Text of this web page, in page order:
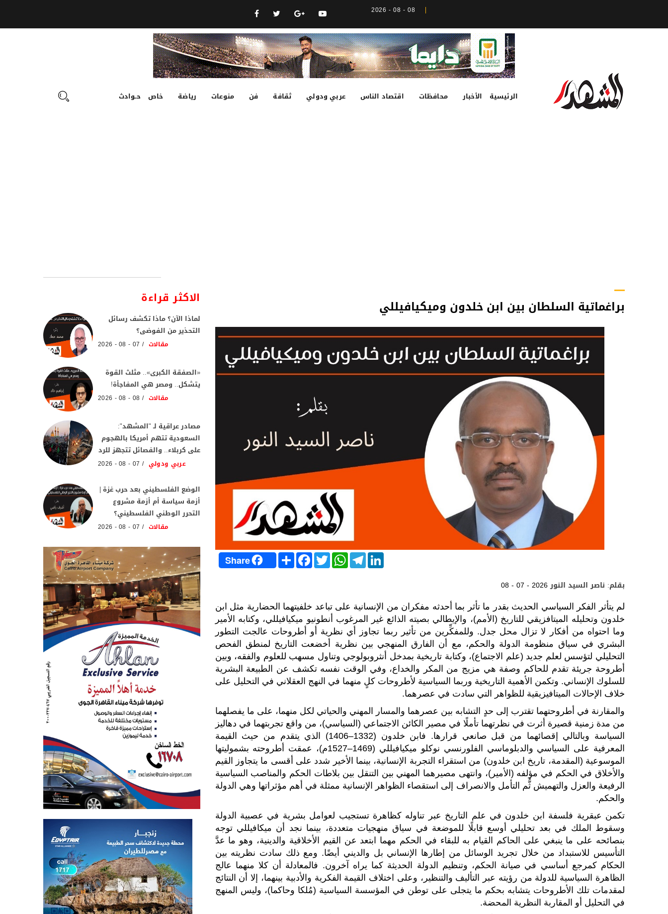
08 - 08 - 2026
الرئيسية الأخبار محافظات اقتصاد الناس عربي ودولي ثقافة فن منوعات رياضة خاص حـوادث
براغماتية السلطان بين ابن خلدون وميكيافيللي
Share S
h
a
F
a
c
o
k
T
w
i
r
W
h
a
p
p
T
e
l
a
m
L
i
n
I
n
08 - 07 - 2026بقلم: ناصر السيد النور
لم يتأثر الفكر السياسي الحديث بقدر ما تأثر بما أحدثه مفكران من الإنسانية على تباعد خلفيتهما الحضارية مثل ابن
خلدون وتحليله الميتافزيقي للتاريخ (الأمم)، والإيطالي بصيته الذائع غير المرغوب أنطونيو ميكيافيللي، وكتابه الأمير
وما احتواه من أفكار لا تزال محل جدل. وللمفكِّرين من تأثير ربما تجاوز أي نظرية أو أطروحات عالجت التطور
البشري في سياق منظومة الدولة والحكم، مع أن الفارق المنهجي بين نظرية أخضعت التاريخ لمنطق الفحص
التحليلي لتؤسس لعلم جديد (علم الاجتماع)، وكتابة تاريخية بمدخل أنثروبولوجي وتناول مسهب للعلوم والفقه، وبين
أطروحة جريئة تقدم للحاكم وصفة هي مزيج من المكر والخداع، وفي الوقت نفسه تكشف عن الطبيعة البشرية
للسلوك الإنساني. وتكمن الأهمية التاريخية وربما السياسية لأطروحات كلٍ منهما في النهج العقلاني في التحليل على
خلاف الإحالات الميتافيزيقية للظواهر التي سادت في عصرهما.
والمقارنة في أطروحتهما تقترب إلى حدٍ التشابه بين عصرهما والمسار المهني والحياتي لكل منهما، على ما يفصلهما
من مدة زمنية قصيرة أثرت في نظرتهما تأملًا في مصير الكائن الاجتماعي (السياسي)، من واقع تجربتهما في دهاليز
السياسة وبالتالي إقصائهما من قبل صانعي قرارها. فابن خلدون (1332–1406) الذي يتقدم
من حيث القيمة
المعرفية على
السياسي والدبلوماسي الفلورنسي نوكلو ميكيافيللي (1469–1527م)، عمقت أطروحته بشموليتها
الموسوعية (المقدمة، تاريخ ابن خلدون) من استقراء التجربة الإنسانية، بينما الأخير شدد على أقسى ما يتجاوز القيم
والأخلاق في الحكم في مؤلفه (الأمير)، وانتهى مصيرهما المهني بين التنقل بين بلاطات الحكم والمناصب السياسية
الرفيعة والعزل والتهميش ثُّم التأمل والانصراف إلى استقصاء الظواهر الإنسانية ممثلة في أهم مؤثراتها وهي الدولة
والحكم.
تكمن عبقرية فلسفة ابن خلدون في علم التاريخ عبر تناوله كظاهرة تستجيب لعوامل بشرية في عصبية الدولة
وسقوط الملك في بعد تحليلي أوسع قابلًا للموضعة في سياق منهجيات متعددة، بينما نجد أن ميكافيللي توجه
بنصائحه على ما ينبغي على الحاكم القيام به للبقاء في الحكم مهما ابتعد عن القيم الأخلاقية والدينية، وهو ما عدَّ
التأسيس للاستبداد من خلال تجريد الوسائل من إطارها الإنساني بل والديني أيضًا. ومع ذلك سادت نظريته بين
الحكام كمرجع أساسي في صيانة الحكم، وتنظيم الدولة الحديثة كما يراه آخرون. فالمعادلة أن كلا منهما عالج
الظاهرة السياسية للدولة من رؤيته عبر التأليف والتنظير، وعلى اختلاف القيمة الفكرية والأدبية بينهما، إلا أن النتائج
لمقدمات تلك الأطروحات يتشابه بحكم ما يتجلى على توطن في المؤسسة السياسية (مُلكا وحاكما)، وليس المنهج
في التحليل أو المقاربة النظرية المحضة.
الاكثر قراءة
لماذا الآن؟ ماذا تكشف رسائل
التحذير من الفوضى؟
مقالات 07 - 08 - 2026
«الصفقة الكبرى».. مثلث القوة
يتشكل.. ومصر هي المفاجأة!
مقالات 08 - 08 - 2026
مصادر عراقية لـ "المشهد":
السعودية تتهم أمريكا بالهجوم
على كربلاء.. والفصائل تتجهز للرد
عربي ودولي 07 - 08 - 2026
الوضع الفلسطيني بعد حرب غزة |
أزمة سياسة أم أزمة مشروع
التحرر الوطني الفلسطيني؟
مقالات 07 - 08 - 2026